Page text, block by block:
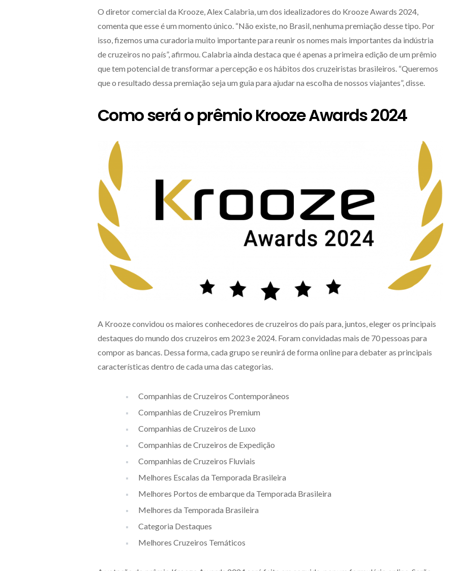
O diretor comercial da Krooze, Alex Calabria, um dos idealizadores do Krooze Awards 2024,
comenta que esse é um momento único. “Não existe, no Brasil, nenhuma premiação desse tipo. Por
isso, fizemos uma curadoria muito importante para reunir os nomes mais importantes da indústria
de cruzeiros no país”, afirmou. Calabria ainda destaca que é apenas a primeira edição de um prêmio
que tem potencial de transformar a percepção e os hábitos dos cruzeiristas brasileiros. “Queremos
que o resultado dessa premiação seja um guia para ajudar na escolha de nossos viajantes”, disse.
Como será o prêmio Krooze Awards 2024
A Krooze convidou os maiores conhecedores de cruzeiros do país para, juntos, eleger os principais
destaques do mundo dos cruzeiros em 2023 e 2024. Foram convidadas mais de 70 pessoas para
compor as bancas. Dessa forma, cada grupo se reunirá de forma online para debater as principais
características dentro de cada uma das categorias.
Companhias de Cruzeiros Contemporâneos
Companhias de Cruzeiros Premium
Companhias de Cruzeiros de Luxo
Companhias de Cruzeiros de Expedição
Companhias de Cruzeiros Fluviais
Melhores Escalas da Temporada Brasileira
Melhores Portos de embarque da Temporada Brasileira
Melhores da Temporada Brasileira
Categoria Destaques
Melhores Cruzeiros Temáticos